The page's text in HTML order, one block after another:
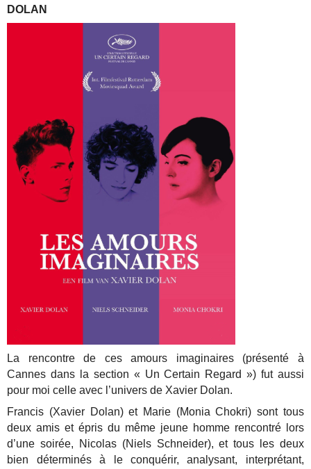
DOLAN
La rencontre de ces amours imaginaires (présenté à
Cannes dans la section « Un Certain Regard ») fut aussi
pour moi celle avec l’univers de Xavier Dolan.
Francis (Xavier Dolan) et Marie (Monia Chokri) sont tous
deux amis et épris du même jeune homme rencontré lors
d’une soirée, Nicolas (Niels Schneider), et tous les deux
bien déterminés à le conquérir, analysant, interprétant,